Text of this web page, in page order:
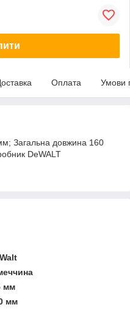
Оплата Умови
Загальна довжина 160
DeWALT
мм
мм